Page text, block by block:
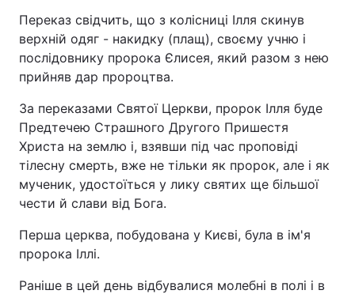
Переказ свідчить, що з колісниці Ілля скинув
верхній одяг - накидку (плащ), своєму учню і
послідовнику пророка Єлисея, який разом з нею
прийняв дар пророцтва.
За переказами Святої Церкви, пророк Ілля буде
Предтечею Страшного Другого Пришестя
Христа на землю і, взявши під час проповіді
тілесну смерть, вже не тільки як пророк, але і як
мученик, удостоїться у лику святих ще більшої
чести й слави від Бога.
Перша церква, побудована у Києві, була в ім'я
пророка Іллі.
Раніше в цей день відбувалися молебні в полі і в